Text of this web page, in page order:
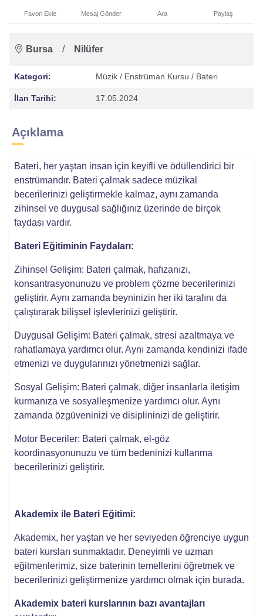
Favori Ekle Mesaj Gönder Ara Paylaş
Bursa / Nilüfer
Kategori: Müzik / Enstrüman Kursu / Bateri
İlan Tarihi: 17.05.2024
Açıklama
Bateri, her yaştan insan için keyifli ve ödüllendirici bir
enstrümandır. Bateri çalmak sadece müzikal
becerilerinizi geliştirmekle kalmaz, aynı zamanda
zihinsel ve duygusal sağlığınız üzerinde de birçok
faydası vardır.
Bateri Eğitiminin Faydaları:
Zihinsel Gelişim: Bateri çalmak, hafızanızı,
konsantrasyonunuzu ve problem çözme becerilerinizi
geliştirir. Aynı zamanda beyninizin her iki tarafını da
çalıştırarak bilişsel işlevlerinizi geliştirir.
Duygusal Gelişim: Bateri çalmak, stresi azaltmaya ve
rahatlamaya yardımcı olur. Aynı zamanda kendinizi ifade
etmenizi ve duygularınızı yönetmenizi sağlar.
Sosyal Gelişim: Bateri çalmak, diğer insanlarla iletişim
kurmanıza ve sosyalleşmenize yardımcı olur. Aynı
zamanda özgüveninizi ve disiplininizi de geliştirir.
Motor Beceriler: Bateri çalmak, el-göz
koordinasyonunuzu ve tüm bedeninizi kullanma
becerilerinizi geliştirir.
Akademix ile Bateri Eğitimi:
Akademix, her yaştan ve her seviyeden öğrenciye uygun
bateri kursları sunmaktadır. Deneyimli ve uzman
eğitmenlerimiz, size baterinin temellerini öğretmek ve
becerilerinizi geliştirmenize yardımcı olmak için burada.
Akademix bateri kurslarının bazı avantajları